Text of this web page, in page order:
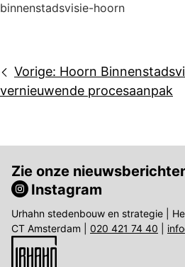
binnenstadsvisie-hoorn
Bericht
navigatie
Vorige: Hoorn
vernieuwende procesaanpak
Zie onze
Instagram
Urhahn stedenbouw en strategie |
CT Amsterdam | 020 421 74 40